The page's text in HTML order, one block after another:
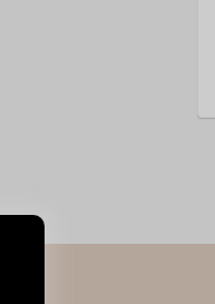
50%
65%
80%